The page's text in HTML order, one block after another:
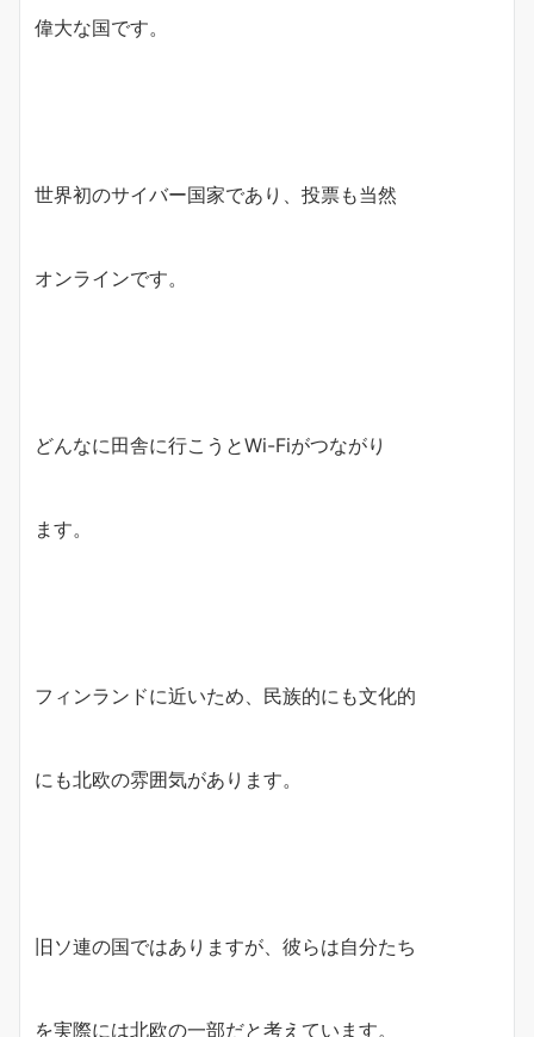
偉大な国です。
世界初のサイバー国家であり、投票も当然
オンラインです。
どんなに田舎に行こうとWi-Fiがつながり
ます。
フィンランドに近いため、民族的にも文化的
にも北欧の雰囲気があります。
旧ソ連の国ではありますが、彼らは自分たち
を実際には北欧の一部だと考えています。